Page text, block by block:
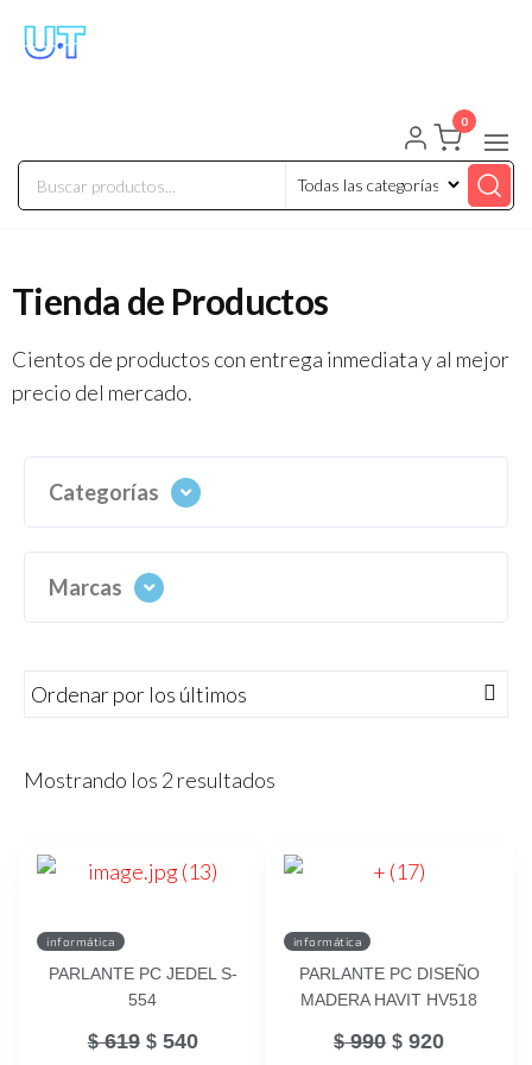
0
Tienda de Productos
Cientos de productos con entrega inmediata y al mejor
precio del mercado.
Categorías
Marcas
Mostrando los 2 resultados
informática
PARLANTE PC JEDEL S-
554
$619 $540
informática
PARLANTE PC DISEÑO
MADERA HAVIT HV518
$990 $ 920